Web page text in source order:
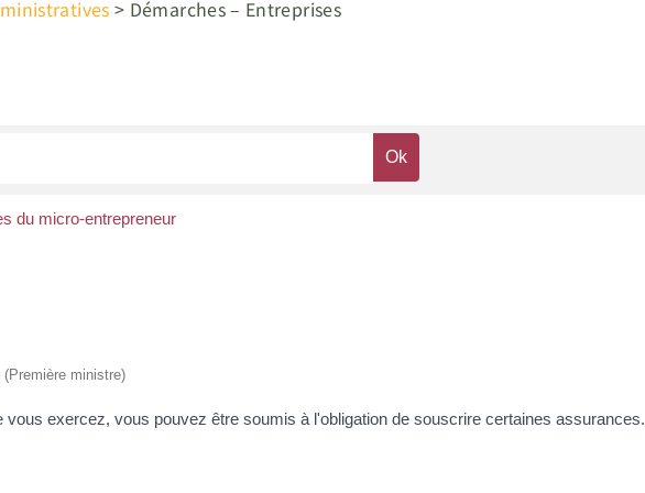
> Démarches – Entreprises
du micro-entrepreneur
ministre)
exercez, vous pouvez être soumis à l'obligation de souscrire certaines assurances.